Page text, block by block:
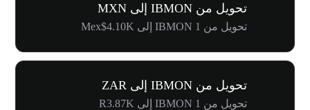
تحويل من IBMON إلى MXN
تحويل من 1 IBMON إلى Mex$4.10K
تحويل من IBMON إلى ZAR
تحويل من 1 IBMON إلى R3.87K